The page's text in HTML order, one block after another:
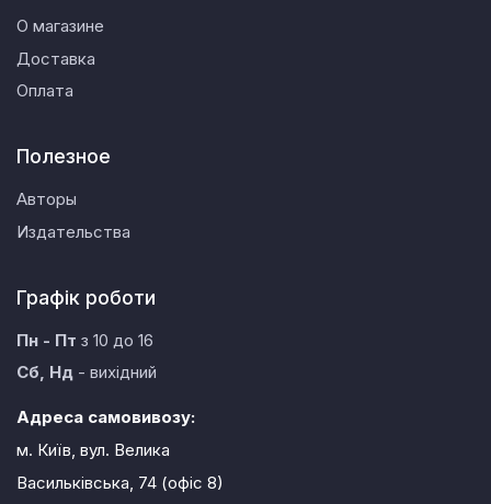
О магазине
Доставка
Оплата
Полезное
Авторы
Издательства
Графік роботи
Пн - Пт з 10 до 16
Сб, Нд - вихідний
Адреса самовивозу:
м. Київ, вул. Велика
Васильківська, 74 (офіс 8)